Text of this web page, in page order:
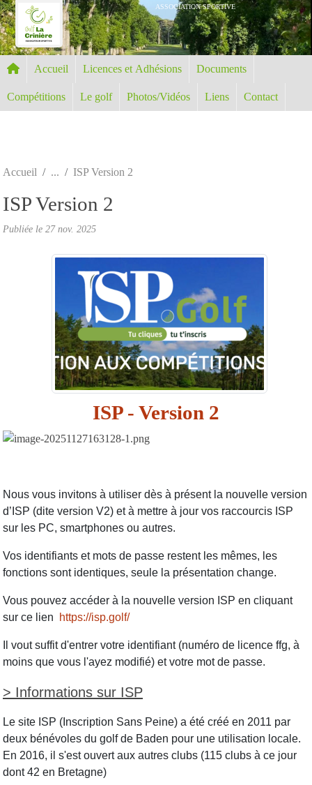
ASSOCIATION SPORTIVE
Accueil Licences et Adhésions Documents
Compétitions Le golf Photos/Vidéos Liens Contact
Accueil ISP Version 2
ISP Version 2
Publiée le 27 nov. 2025
ISP - Version 2
Nous vous invitons à utiliser dès à présent la nouvelle version
d’ISP (dite version V2) et à mettre à jour vos raccourcis ISP
sur les PC, smartphones ou autres.
Vos identifiants et mots de passe restent les mêmes, les
fonctions sont identiques, seule la présentation change.
Vous pouvez accéder à la nouvelle version ISP en cliquant
sur ce lien
https://isp.golf/
Il vout suffit d'entrer votre identifiant (numéro de licence ffg, à
moins que vous l'ayez modifié) et votre mot de passe.
> Informations sur ISP
Le site ISP (Inscription Sans Peine) a été créé en 2011 par
deux bénévoles du golf de Baden pour une utilisation locale.
En 2016, il s'est ouvert aux autres clubs (115 clubs à ce jour
dont 42 en Bretagne)
Panneau de gestion des cookies